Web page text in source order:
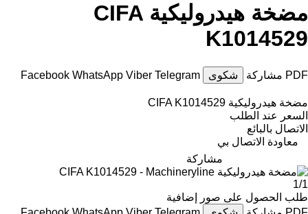
مضخة هيدروليكية CIFA
K1014529
PDF مشاركة شكوى Facebook WhatsApp Viber Telegram
مضخة هيدروليكية CIFA K1014529
السعر عند الطلب
الاتصال بالبائع
معاودة الاتصال بي
مشاركة
1/1
طلب الحصول على صور إضافية